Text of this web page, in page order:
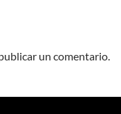
un comentario.